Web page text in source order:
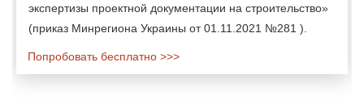
экспертизы проектной документации на строительство»
(приказ Минрегиона Украины от 01.11.2021 №281 ).
Попробовать бесплатно >>>